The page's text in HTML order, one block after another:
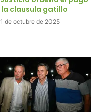
la clausula gatillo
de octubre de 2025